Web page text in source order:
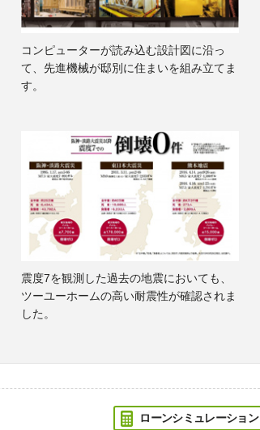
コンピューターが読み込む設計図に沿っ
て、先進機械が邸別に住まいを組み立てま
す。
震度7を観測した過去の地震においても、
ツーユーホームの高い耐震性が確認されま
した。
ローンシミュレーション